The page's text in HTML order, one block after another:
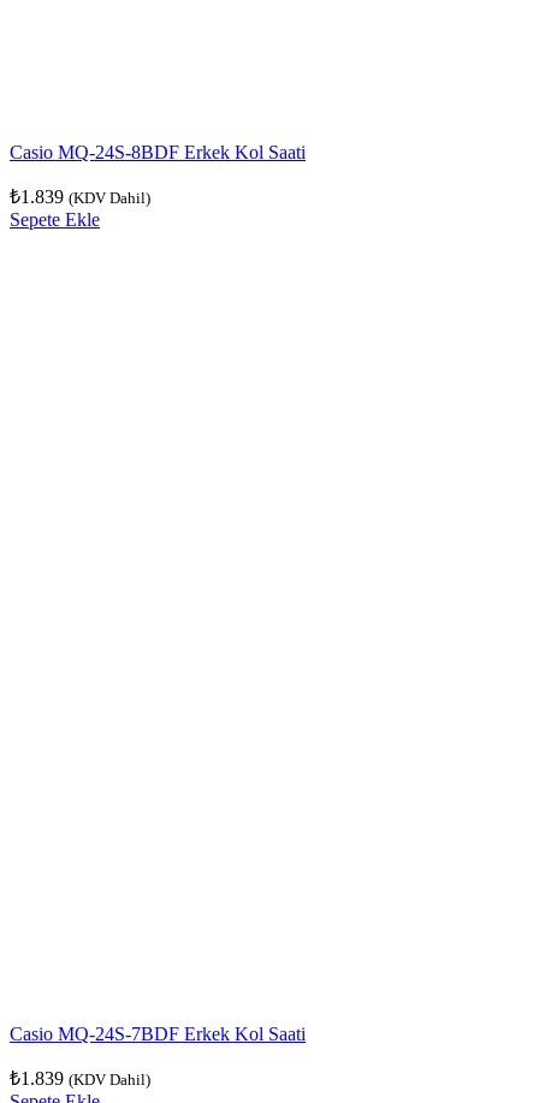
Casio MQ-24S-8BDF Erkek Kol Saati
₺1.839 (KDV Dahil)
Sepete Ekle
Casio MQ-24S-7BDF Erkek Kol Saati
₺1.839 (KDV Dahil)